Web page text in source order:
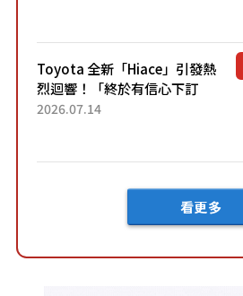
「三...
Toyota 全新「Hiace」引發熱
烈迴響！「終於有信心下訂
了！」「哪個等級交車最
車？...
2026.07.14
看更多